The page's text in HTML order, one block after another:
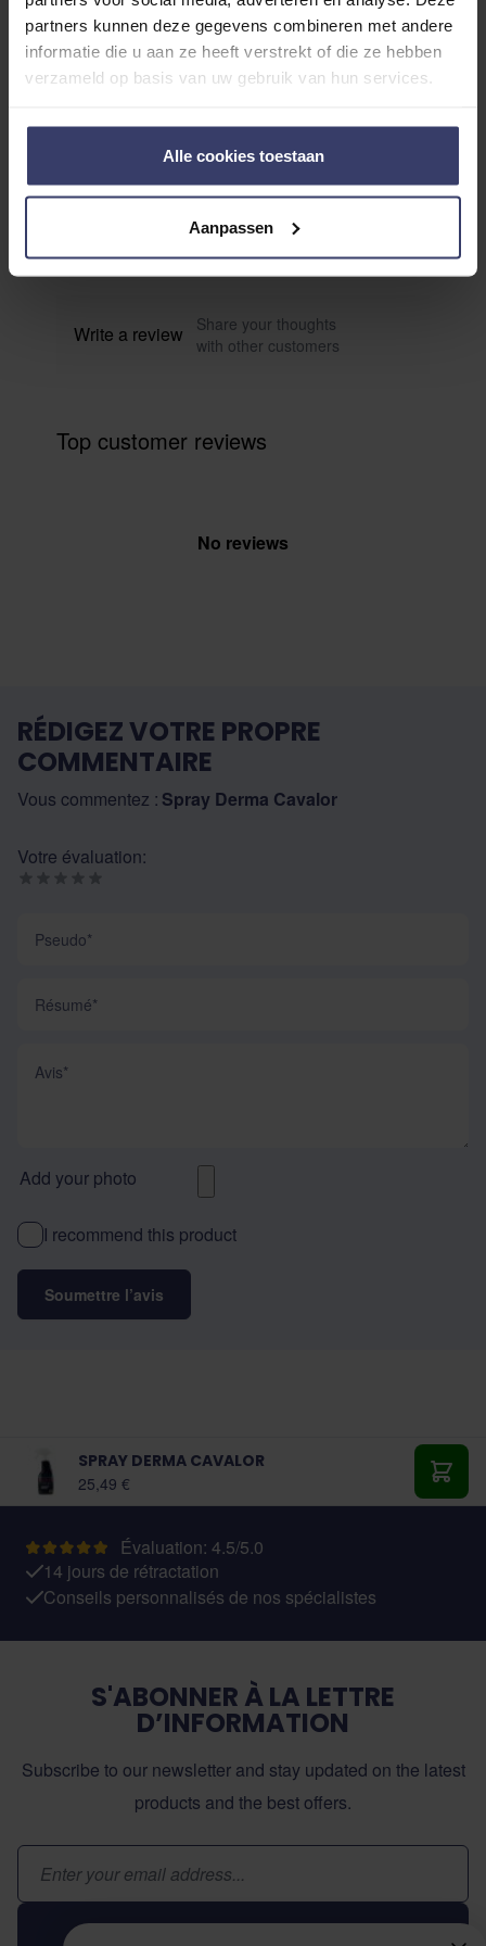
partners kunnen deze gegevens combineren met andere
informatie die u aan ze heeft verstrekt of die ze hebben
verzameld op basis van uw gebruik van hun services.
Alle cookies toestaan
Aanpassen
Avis des clients
0 0 reviews
More info
Write a review
Share your thoughts
with other customers
Top customer reviews
No reviews
RÉDIGEZ VOTRE PROPRE
COMMENTAIRE
Vous commentez : Spray Derma Cavalor
Votre évaluation:
Add your photo
I recommend this product
Soumettre l’avis
SPRAY DERMA CAVALOR
25,49 €
Évaluation: 4.5/5.0
14 jours de rétractation
Conseils personnalisés de nos spécialistes
S'ABONNER À LA LETTRE
D’INFORMATION
Subscribe to our newsletter and stay updated on the latest
products and the best offers.
Adresse email
Inscription